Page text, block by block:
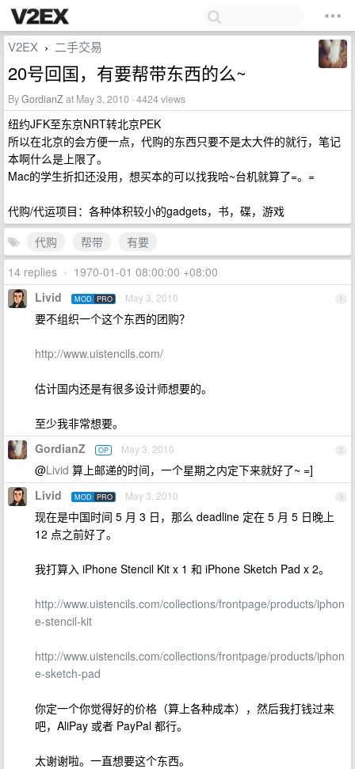
V2EX › 二手交易
20号回国，有要帮带东西的么~
ByGordianZat May 3, 2010 · 4424 views
纽约JFK至东京NRT转北京PEK
所以在北京的会方便一点，代购的东西只要不是太大件的就行，笔记
本啊什么是上限了。
Mac的学生折扣还没用，想买本的可以找我哈~台机就算了=。=
代购/代运项目：各种体积较小的gadgets，书，碟，游戏
代购
帮带
有要
14 replies • 1970-01-01 08:00:00 +08:00
1
Livid MOD PRO May 3, 2010
要不组织一个这个东西的团购？
http://www.uistencils.com/
估计国内还是有很多设计师想要的。
至少我非常想要。
2
GordianZ OP May 3, 2010
@Livid 算上邮递的时间，一个星期之内定下来就好了~ =]
3
Livid MOD PRO May 3, 2010
现在是中国时间 5 月 3 日，那么 deadline 定在 5 月 5 日晚上
12 点之前好了。
我打算入 iPhone Stencil Kit x 1 和 iPhone Sketch Pad x 2。
http://www.uistencils.com/collections/frontpage/products/iphon
e-stencil-kit
http://www.uistencils.com/collections/frontpage/products/iphon
e-sketch-pad
你定一个你觉得好的价格（算上各种成本），然后我打钱过来
吧，AliPay 或者 PayPal 都行。
太谢谢啦。一直想要这个东西。